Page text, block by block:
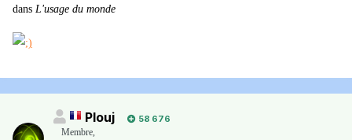
dans L'usage du monde
Plouj
58 676
Membre,